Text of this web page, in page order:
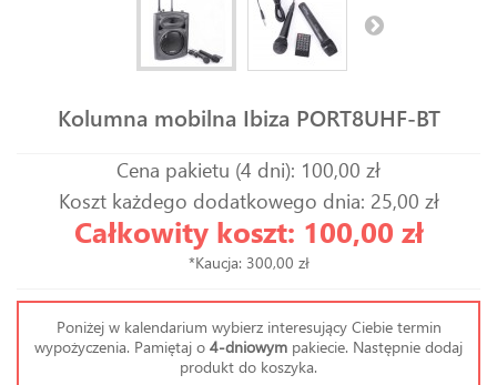
Kolumna mobilna Ibiza PORT8UHF-BT
Cena pakietu (4 dni): 100,00 zł
Koszt każdego dodatkowego dnia: 25,00 zł
Całkowity koszt: 100,00 zł
*Kaucja: 300,00 zł
Poniżej w kalendarium wybierz interesujący Ciebie termin
wypożyczenia. Pamiętaj o 4-dniowym pakiecie. Następnie dodaj
produkt do koszyka.